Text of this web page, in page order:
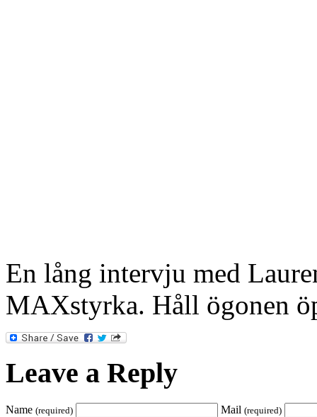
En lång intervju med
MAXstyrka. Håll ögonen
Leave a Reply
Name (required) Mail (required)